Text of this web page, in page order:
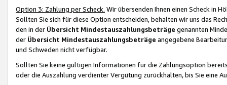
Option 3: Zahlung per Scheck. Wir übersenden Ihnen einen Scheck in
Sollten Sie sich für diese Option entscheiden, behalten wir uns das
den in der Übersicht Mindestauszahlungsbeträge genannten
der Übersicht Mindestauszahlungsbeträge angegebene
und Schweden nicht verfügbar.
Sollten Sie keine gültigen Informationen für die Zahlungsoption
oder die Auszahlung verdienter Vergütung zurückhalten, bis Sie